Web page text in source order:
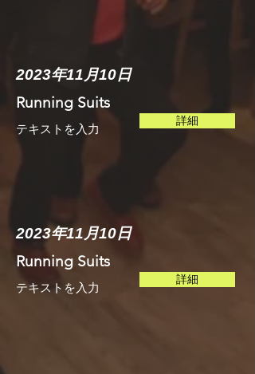
2023年11月10日
Running Suits
テキストを入力​​
詳細
2023年11月10日
Running Suits
テキストを入力​​
詳細